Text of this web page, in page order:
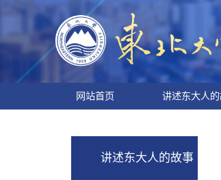
网站首页 讲述东大人
讲述东大人的故事